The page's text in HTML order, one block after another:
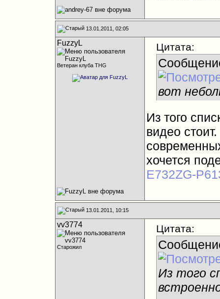
13.01.2011, 02:05
FuzzyL
Ветеран клуба THG
Цитата:
вот
Из того
видео
хочется
E732ZG-
13.01.2011, 10:15
vv3774
Старожил
Цитата:
Из того